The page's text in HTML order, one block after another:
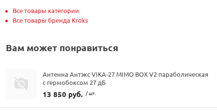
Все товары категории
Все товары бренда Kroks
Вам может понравиться
Антенна Антэкс VIKA-27 MIMO BOX V2 параболическая
с гермобоксом 27 дБ
13 850 руб. / шт.